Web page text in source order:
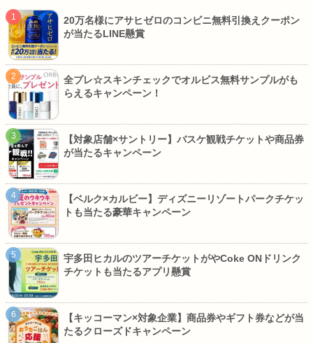
20万名様にアサヒゼロのコンビニ無料引換えクーポン
が当たるLINE懸賞
全プレ☆スキンチェックでオルビス無料サンプルがも
らえるキャンペーン！
【対象店舗×サントリー】バスケ観戦チケットや商品券
が当たるキャンペーン
【ベルク×カルビー】ディズニーリゾートパークチケッ
トも当たる豪華キャンペーン
宇多田ヒカルのツアーチケットがやCoke ONドリンク
チケットも当たるアプリ懸賞
【キッコーマン×対象企業】商品券やギフト券などが当
たるクローズドキャンペーン